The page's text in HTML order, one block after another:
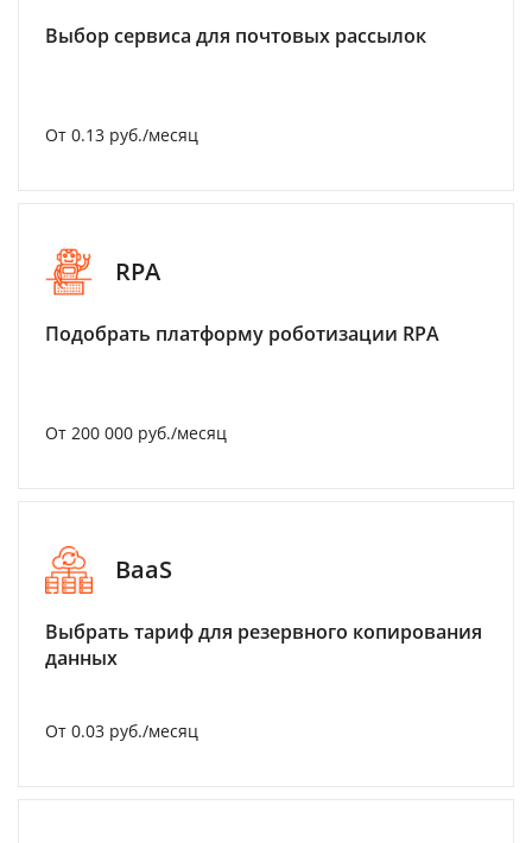
Выбор сервиса для почтовых рассылок
От 0.13 руб./месяц
RPA
Подобрать платформу роботизации RPA
От 200 000 руб./месяц
BaaS
Выбрать тариф для резервного копирования
данных
От 0.03 руб./месяц